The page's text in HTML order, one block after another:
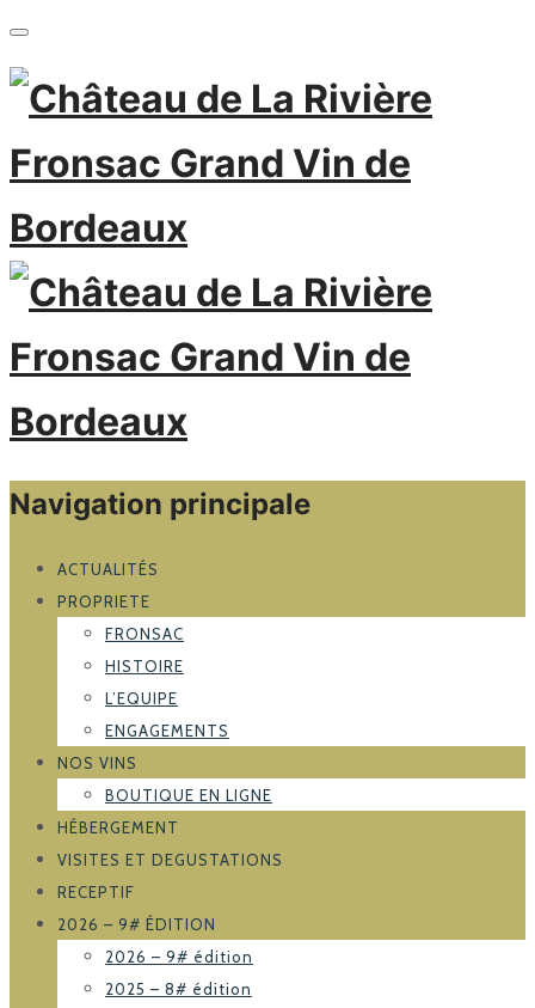
Navigation principale
ACTUALITÉS
PROPRIETE
FRONSAC
HISTOIRE
L’EQUIPE
ENGAGEMENTS
NOS VINS
BOUTIQUE EN LIGNE
HÉBERGEMENT
VISITES ET DEGUSTATIONS
RECEPTIF
2026 – 9# ÉDITION
2026 – 9# édition
2025 – 8# édition